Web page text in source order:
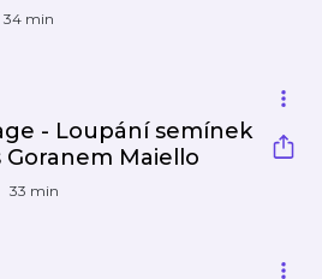
34 min
- Loupání semínek
Goranem Maiello
33 min